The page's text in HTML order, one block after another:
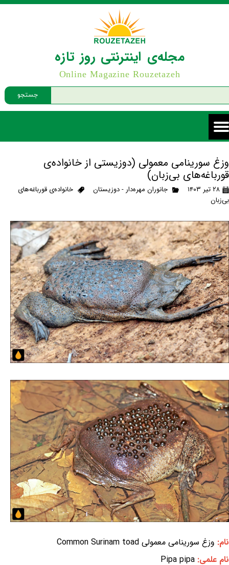
جستجو
مجله‌ی اینترنتی روز تازه
Online Magazine Rouzetazeh
وزغ سورینامی معمولی (دوزیستی از خانواده‌ی
قورباغه‌های بی‌زبان)
۲۸ تیر ۱۴۰۳ جانوران مهره‌دار - دوزیستان
خانواده‌ی قورباغه‌های
بی‌زبان
نام: وزغ سورینامی معمولی Common Surinam toad
نام علمی: Pipa pipa